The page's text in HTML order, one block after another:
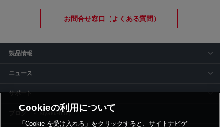
お問合せ窓口（よくある質問）
製品情報
ニュース
サポート
siyaku-blog
Cookieの利用について
「Cookie を受け入れる」をクリックすると、サイトナビゲ